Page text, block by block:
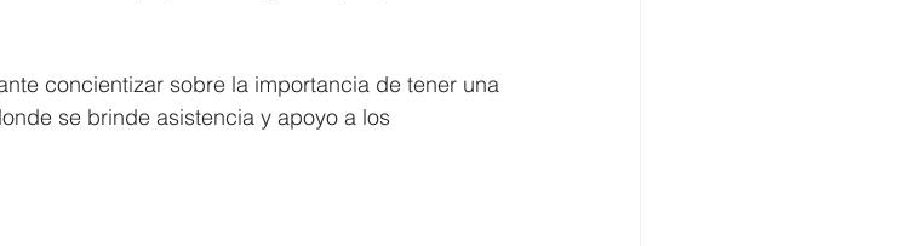
concientizar sobre la importancia de tener una
se brinde asistencia y apoyo a los